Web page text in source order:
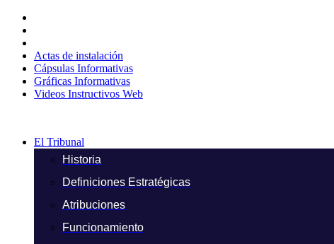
contenido
Actas de instalación
Cápsulas Informativas
Gráficas Informativas
Videos Instructivos Web
El Tribunal
Historia
Definiciones Estratégicas
Atribuciones
Funcionamiento